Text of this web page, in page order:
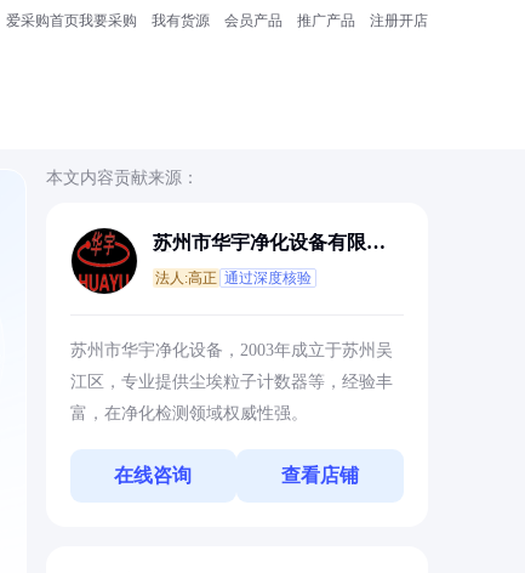
爱采购首页我要采购 我有货源 会员产品 推广产品 注册开店
本文内容贡献来源：
苏州市华宇净化设备有限公
法人:高正 通过深度核验
苏州市华宇净化设备，2003年成立于苏州吴
江区，专业提供尘埃粒子计数器等，经验丰
富，在净化检测领域权威性强。
在线咨询 查看店铺